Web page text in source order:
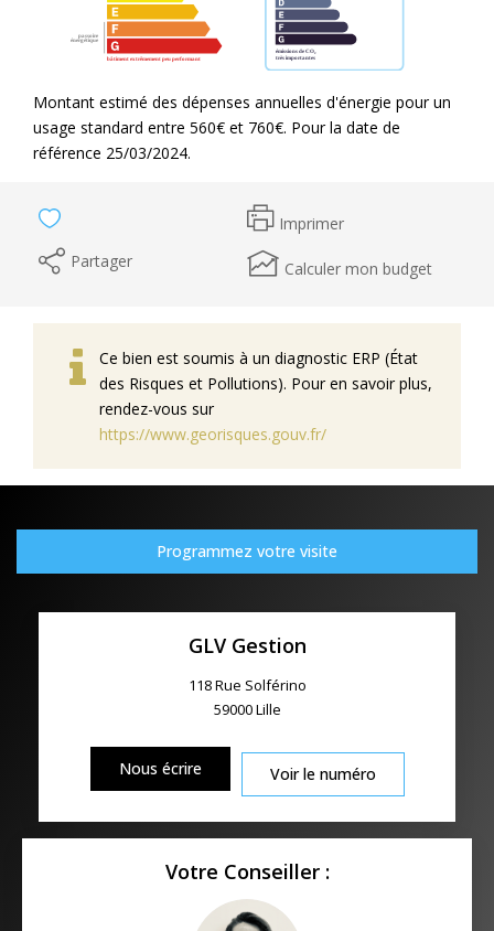
Montant estimé des dépenses annuelles d'énergie pour un
usage standard entre 560€ et 760€. Pour la date de
référence 25/03/2024.
Imprimer
Partager
Calculer mon budget
Ce bien est soumis à un diagnostic ERP (État
des Risques et Pollutions). Pour en savoir plus,
rendez-vous sur
https://www.georisques.gouv.fr/
Programmez votre visite
GLV Gestion
118 Rue Solférino
59000Lille
Nous écrire Voir le numéro
Votre Conseiller :